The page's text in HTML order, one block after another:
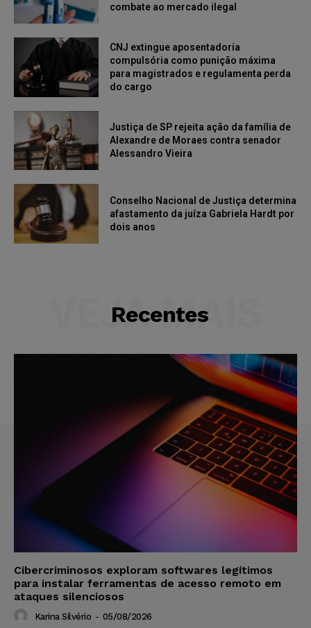
combate ao mercado ilegal
CNJ extingue aposentadoria
compulsória como punição máxima
para magistrados e regulamenta perda
do cargo
Justiça de SP rejeita ação da família de
Alexandre de Moraes contra senador
Alessandro Vieira
Conselho Nacional de Justiça determina
afastamento da juíza Gabriela Hardt por
dois anos
Recentes
VEJA MAIS
Cibercriminosos exploram softwares legítimos
para instalar ferramentas de acesso remoto em
ataques silenciosos
Karina Silvério - 05/08/2026